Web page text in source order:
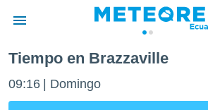
de
Tiempo en Brazzaville
09:16 Domingo